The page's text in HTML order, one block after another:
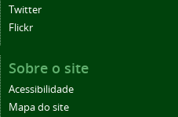
Twitter
Flickr
Sobre o site
Acessibilidade
Mapa do site